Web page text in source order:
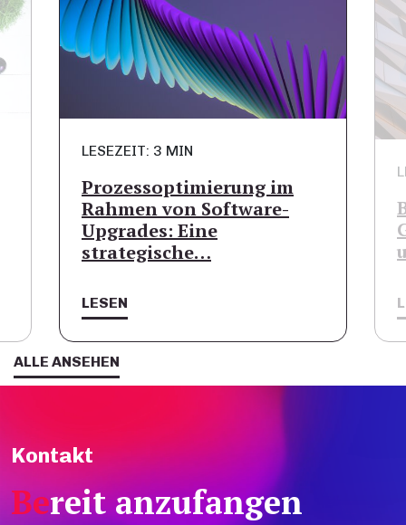
ALLE ANSEHEN
LESEZEIT: 3 MIN
Prozessoptimierung im
Rahmen von Software-
Upgrades: Eine
strategische…
LESEN
Kontakt
Bereit anzufangen